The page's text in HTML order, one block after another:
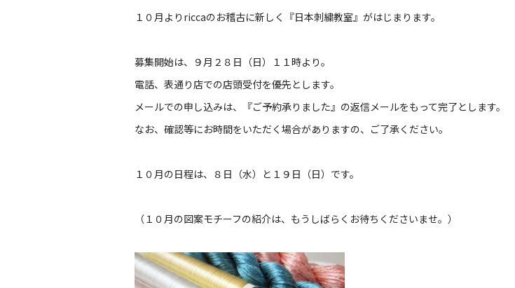
１０月よりriccaのお稽古に新しく『日本刺繍教室』がはじまります。
募集開始は、９月２８日（日）１１時より。
電話、表通り店での店頭受付を優先とします。
メールでの申し込みは、『ご予約承りました』の返信メールをもって完了とします。
なお、確認等にお時間をいただく場合がありますの、ご了承ください。
１０月の日程は、８日（水）と１９日（日）です。
（１０月の図案モチーフの紹介は、もうしばらくお待ちくださいませ。）